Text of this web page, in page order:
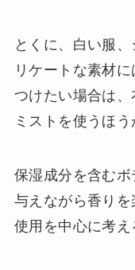
とくに、白い服
リケートな素材
つけたい場合は
ミストを使うほう
保湿成分を含む
与えながら香り
使用を中心に考